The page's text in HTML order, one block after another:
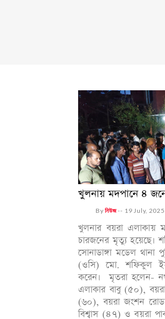
খুলনায় মদপানে ৪
Byনিউজ-- 19 July, 2025
খুলনার বয়রা এলাকায়
চারজনের মৃত্যু হয়েছে।
সোনাডাঙ্গা মডেল থানা
(ওসি) মো. শফিকুল
করেন। মৃতরা হলেন-
এলাকার বাবু (৫০),
(৬০), বয়রা জংশন
বিশ্বাস (৪৭) ও বয়রা